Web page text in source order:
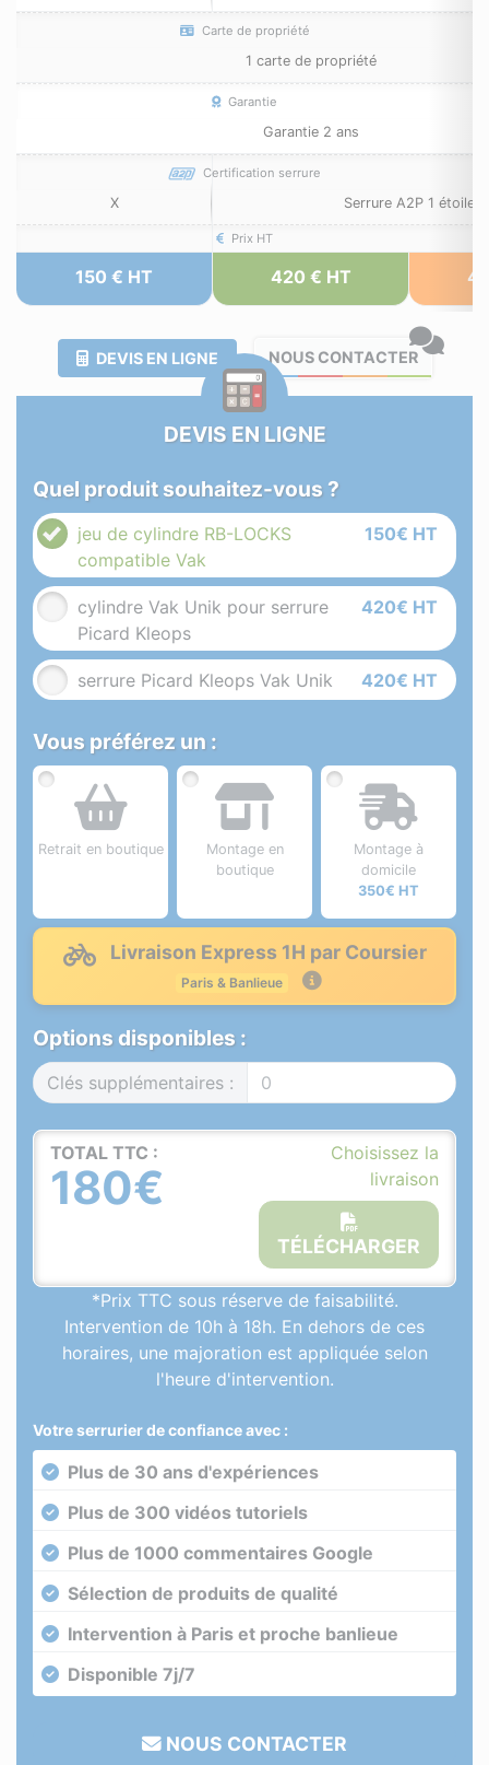
Carte de propriété
1 carte de propriété
Garantie
Garantie 2 ans
Certification serrure
X Serrure A2P 1 étoile
Prix HT
150 € HT 420 € HT
DEVIS EN LIGNE NOUS CONTACTER
DEVIS EN LIGNE
Quel produit souhaitez-vous ?
jeu de cylindre RB-LOCKS
compatible Vak
150€ HT
cylindre Vak Unik pour serrure
Picard Kleops
420€ HT
serrure Picard Kleops Vak Unik 420€ HT
Vous préférez un :
Retrait en boutique
Montage en
boutique
Montage à
domicile
350€ HT
Livraison Express 1H par Coursier
Paris & Banlieue
Options disponibles :
Clés supplémentaires :
TOTAL TTC :
180€
Choisissez la
livraison
TÉLÉCHARGER
*Prix TTC sous réserve de faisabilité.
Intervention de 10h à 18h. En dehors de ces
horaires, une majoration est appliquée selon
l'heure d'intervention.
Votre serrurier de confiance avec :
Plus de 30 ans d'expériences
Plus de 300 vidéos tutoriels
Plus de 1000 commentaires Google
Sélection de produits de qualité
Intervention à Paris et proche banlieue
Disponible 7j/7
NOUS CONTACTER